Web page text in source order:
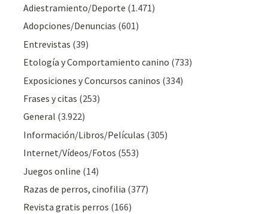
Adiestramiento/Deporte (1.471)
Adopciones/Denuncias (601)
Entrevistas (39)
Etología y Comportamiento canino (733)
Exposiciones y Concursos caninos (334)
Frases y citas (253)
General (3.922)
Información/Libros/Películas (305)
Internet/Vídeos/Fotos (553)
Juegos online (14)
Razas de perros, cinofilia (377)
Revista gratis perros (166)